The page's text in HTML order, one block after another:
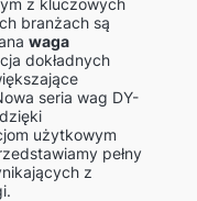
branżach są
waga
dokładnych
seria wag DY-
użytkowym
pełny
z